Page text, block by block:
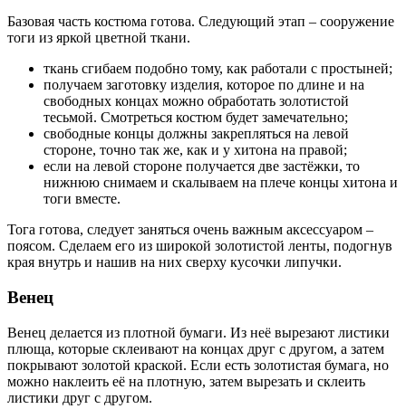
Базовая часть костюма готова. Следующий этап – сооружение
тоги из яркой цветной ткани.
ткань сгибаем подобно тому, как работали с простыней;
получаем заготовку изделия, которое по длине и на
свободных концах можно обработать золотистой
тесьмой. Смотреться костюм будет замечательно;
свободные концы должны закрепляться на левой
стороне, точно так же, как и у хитона на правой;
если на левой стороне получается две застёжки, то
нижнюю снимаем и скалываем на плече концы хитона и
тоги вместе.
Тога готова, следует заняться очень важным аксессуаром –
поясом. Сделаем его из широкой золотистой ленты, подогнув
края внутрь и нашив на них сверху кусочки липучки.
Венец
Венец делается из плотной бумаги. Из неё вырезают листики
плюща, которые склеивают на концах друг с другом, а затем
покрывают золотой краской. Если есть золотистая бумага, но
можно наклеить её на плотную, затем вырезать и склеить
листики друг с другом.